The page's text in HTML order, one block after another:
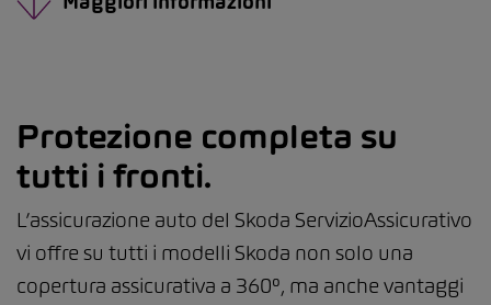
Protezione completa su
tutti i fronti.
L’assicurazione auto del Skoda ServizioAssicurativo
vi offre su tutti i modelli Skoda non solo una
copertura assicurativa a 360°, ma anche vantaggi